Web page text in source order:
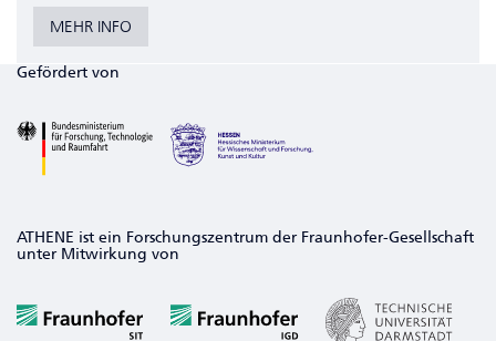
MEHR INFO
Gefördert von
ATHENE ist ein Forschungszentrum der Fraunhofer-Gesellschaft
unter Mitwirkung von